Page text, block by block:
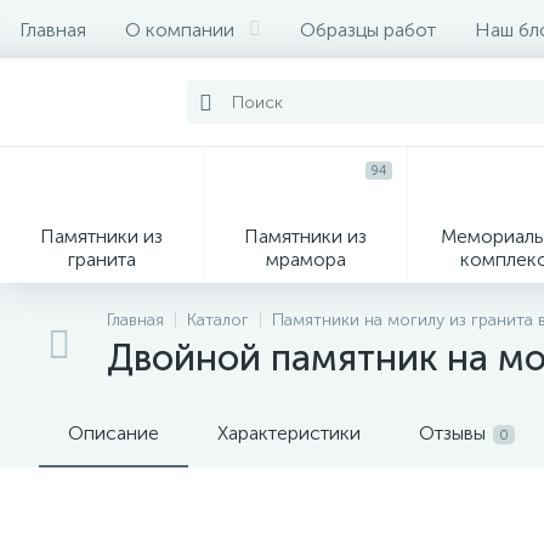
Главная О компании Образцы работ Наш
Памятники из
гранита
Памятники из
мрамора
94
Главная Каталог Памятники на могилу из гранита
Двойной памятник на
Описание Характеристики Отзывы 0